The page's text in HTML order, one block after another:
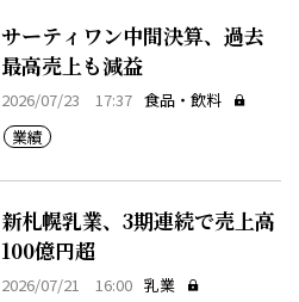
サーティワン中間決算、過去
最高売上も減益
2026/07/23 17:37 食品・飲料
業績
新札幌乳業、3期連続で売上高
100億円超
2026/07/21 16:00 乳業